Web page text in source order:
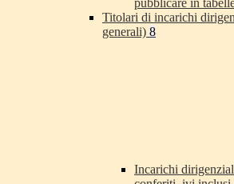
pubblicare in
Titolari di incarichi
generali) 8
Incarichi